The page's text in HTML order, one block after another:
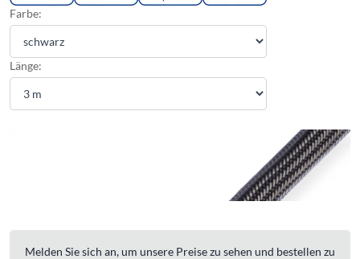
Farbe:
Länge:
Melden Sie sich an, um unsere Preise zu sehen und bestellen zu